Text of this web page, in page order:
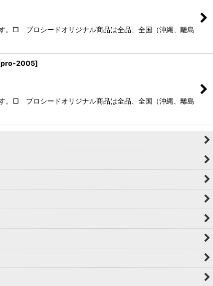
。□ プロシードオリジナル商品は全品、全国（沖縄、離島
pro-2005]
。□ プロシードオリジナル商品は全品、全国（沖縄、離島